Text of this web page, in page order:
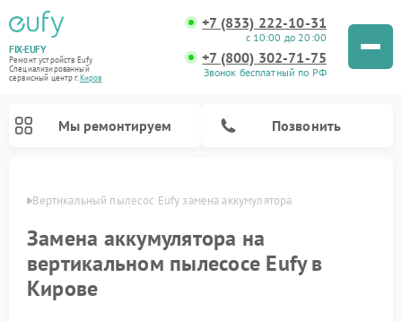
FIX-EUFY
Ремонт устройств Eufy
Специализированный
cервисный центр г.Киров
+7 (833) 222-10-31
с 10:00 до 20:00
+7 (800) 302-71-75
Звонок бесплатный по РФ
Мы ремонтируем Позвонить
Вертикальный пылесос Eufy замена аккумулятора
Замена аккумулятора на
вертикальном пылесосе Eufy в
Кирове